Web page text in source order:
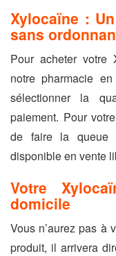
Xylocaïne :
sans
Pour acheter votre
notre pharmacie
sélectionner la
paiement. Pour
de faire la queue
disponible en vente
Votre
domicile
Vous n’aurez pas à
produit, il arrivera